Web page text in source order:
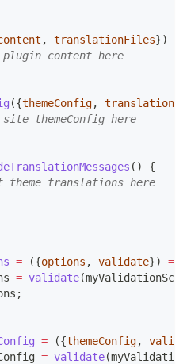
, translationFiles})
content here
({themeConfig,
themeConfig here
( )
{
translations here
= ({options , validate})
=>
= validate(
;
= ({themeConfig,
= validate(